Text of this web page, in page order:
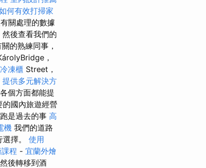
何有效打掃家
關處理的數據
後查看我們的
的熟練同事，
，
冷凍櫃 Street，
提供多元解決方
個方面都能提
國內旅遊經營
是過去的事 高
機 我們的道路
擇。 使用
程 - 宜蘭外燴
後轉移到酒